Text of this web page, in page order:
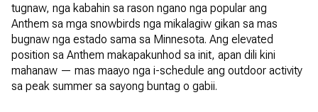
tugnaw, nga kabahin sa rason ngano nga popular ang
Anthem sa mga snowbirds nga mikalagiw gikan sa mas
bugnaw nga estado sama sa Minnesota. Ang elevated
position sa Anthem makapakunhod sa init, apan dili kini
mahanaw — mas maayo nga i-schedule ang outdoor activity
sa peak summer sa sayong buntag o gabii.